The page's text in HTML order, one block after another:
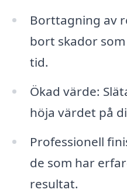
Borttagning av
bort skador
tid.
Ökad värde:
höja värdet på
Professionell
de som har
resultat.